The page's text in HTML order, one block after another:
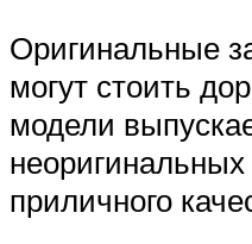
Оригинальные
могут стоить
модели
приличного